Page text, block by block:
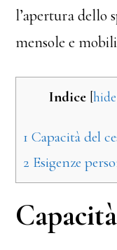
l’apertura dello
mensole e
Indice hide
1 Capacità del
2 Esigenze